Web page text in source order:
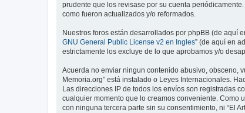
prudente que los revisase por su cuenta
como fueron actualizados y/o reformados.
Nuestros foros están desarrollados por phpBB (de aquí
GNU General Public License v2 en Ingles” (de aquí en
estrictamente los excluye de lo que aprobamos y/o
Acuerda no enviar ningun contenido abusivo, obsceno,
Memoria.org” está instalado o Leyes Internacionales.
Las direcciones IP de todos los envíos son registradas
cualquier momento que lo creamos conveniente. Como
con ninguna tercera parte sin su consentimiento, ni “El